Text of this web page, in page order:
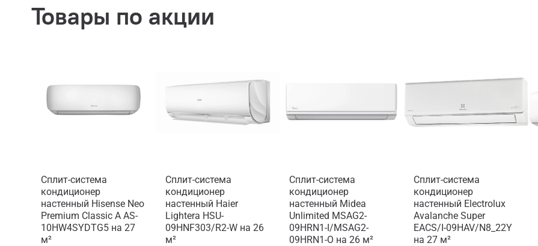
Товары по акции
Сплит-система
кондиционер
настенный Hisense Neo
Premium Classic A AS-
10HW4SYDTG5 на 27
м²
Сплит-система
кондиционер
настенный Haier
Lightera HSU-
09HNF303/R2-W на 26
м²
Сплит-система
кондиционер
настенный Midea
Unlimited MSAG2-
09HRN1-I/MSAG2-
09HRN1-O на 26 м²
Сплит-система
кондиционер
настенный Electrolux
Avalanche Super
EACS/I-09HAV/N8_22Y
на 27 м²